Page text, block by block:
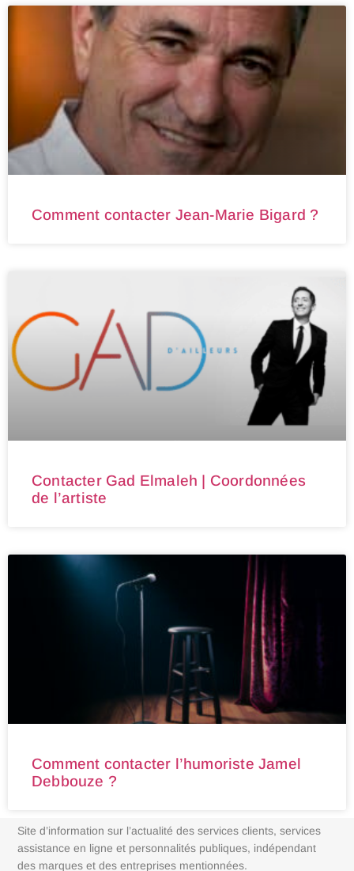
Comment contacter Jean-Marie Bigard ?
Contacter Gad Elmaleh | Coordonnées
de l’artiste
Comment contacter l’humoriste Jamel
Debbouze ?
Site d’information sur l’actualité des services clients, services
assistance en ligne et personnalités publiques, indépendant
des marques et des entreprises mentionnées.